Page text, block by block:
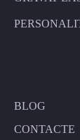
BLOG
CONTACTE